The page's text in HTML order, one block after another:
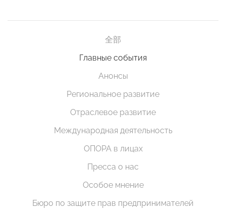
全部
Главные события
Анонсы
Региональное развитие
Отраслевое развитие
Международная деятельность
ОПОРА в лицах
Пресса о нас
Особое мнение
Бюро по защите прав предпринимателей